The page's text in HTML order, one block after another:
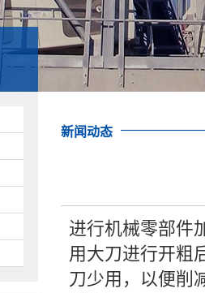
新闻动态
进行机械零部件
用大刀进行开粗
刀少用，以便削